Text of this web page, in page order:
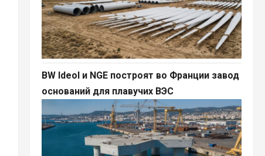
BW Ideol и NGE построят во Франции завод
оснований для плавучих ВЭС